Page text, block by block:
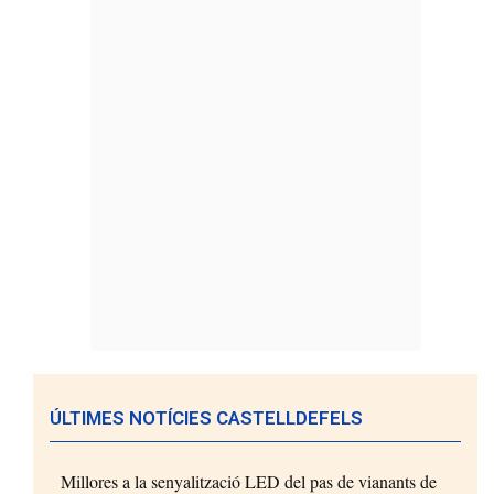
ÚLTIMES NOTÍCIES CASTELLDEFELS
Millores a la senyalització LED del pas de vianants de